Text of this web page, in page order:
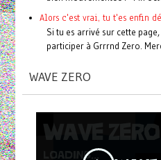
Alors c'est vrai, tu t'es enfin
Si tu es arrivé sur cette
participer à Grrrnd Zero.
WAVE ZERO